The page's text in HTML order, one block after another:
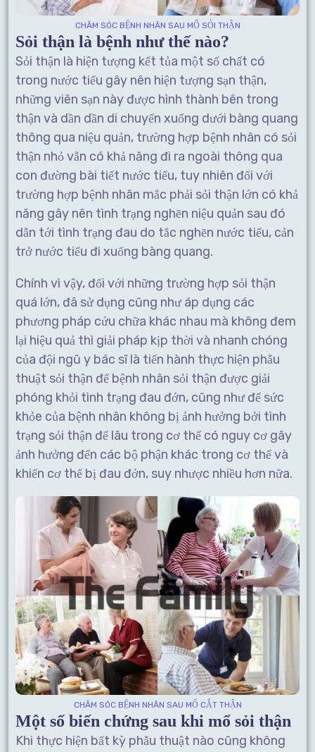
CHĂM SÓC BỆNH NHÂN SAU MỔ SỎI THẬN
Sỏi thận là bệnh như thế nào?
Sỏi thận là hiện tượng kết tủa một số chất có
trong nước tiểu gây nên hiện tượng sạn thận,
những viên sạn này được hình thành bên trong
thận và dần dần di chuyển xuống dưới bàng quang
thông qua niệu quản, trường hợp bệnh nhân có sỏi
thận nhỏ vẫn có khả năng đi ra ngoài thông qua
con đường bài tiết nước tiểu, tuy nhiên đối với
trường hợp bệnh nhân mắc phải sỏi thận lớn có khả
năng gây nên tình trạng nghẽn niệu quản sau đó
dẫn tới tình trạng đau do tắc nghẽn nước tiểu, cản
trở nước tiểu đi xuống bàng quang.
Chính vì vậy, đối với những trường hợp sỏi thận
quá lớn, đã sử dụng cũng như áp dụng các
phương pháp cứu chữa khác nhau mà không đem
lại hiệu quả thì giải pháp kịp thời và nhanh chóng
của đội ngũ y bác sĩ là tiến hành thực hiện phẫu
thuật sỏi thận để bệnh nhân sỏi thận được giải
phóng khỏi tình trạng đau đớn, cũng như để sức
khỏe của bệnh nhân không bị ảnh hưởng bởi tình
trạng sỏi thận để lâu trong cơ thể có nguy cơ gây
ảnh hưởng đến các bộ phận khác trong cơ thể và
khiến cơ thể bị đau đớn, suy nhược nhiều hơn nữa.
CHĂM SÓC BỆNH NHÂN SAU MỔ CẮT THẬN
Một số biến chứng sau khi mổ sỏi thận
Khi thực hiện bất kỳ phẫu thuật nào cũng không